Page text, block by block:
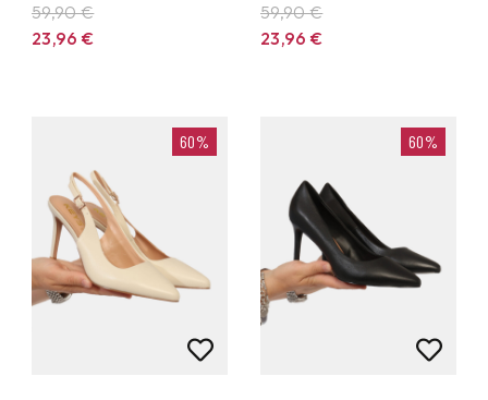
59,90€
23,96€
59,90€
23,96€
60% 60%